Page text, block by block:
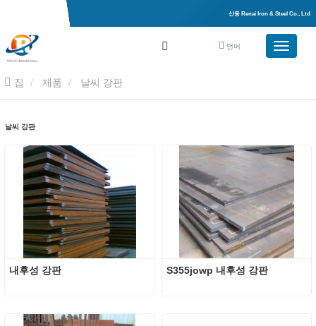
산동 Renai Iron & Steel Co., Ltd
언어
집 제품 날씨 강판
날씨 강판
내후성 강판 S355jowp 내후성 강판